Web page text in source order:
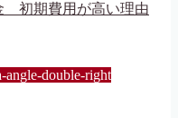
初期費用が高い理由
angle-double-right